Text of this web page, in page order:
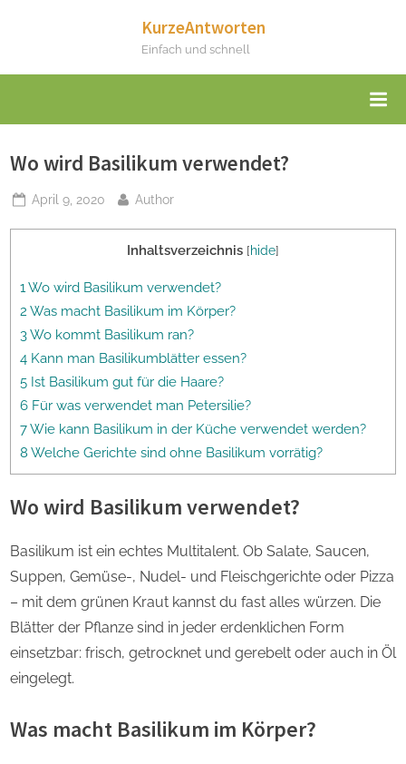
KurzeAntworten
Einfach und schnell
Wo wird Basilikum verwendet?
Posted
April 9, 2020 By
Author
Inhaltsverzeichnis [hide]
1 Wo wird Basilikum verwendet?
2 Was macht Basilikum im Körper?
3 Wo kommt Basilikum ran?
4 Kann man Basilikumblätter essen?
5 Ist Basilikum gut für die Haare?
6 Für was verwendet man Petersilie?
7 Wie kann Basilikum in der Küche verwendet werden?
8 Welche Gerichte sind ohne Basilikum vorrätig?
Wo wird Basilikum verwendet?
Basilikum ist ein echtes Multitalent. Ob Salate, Saucen,
Suppen, Gemüse-, Nudel- und Fleischgerichte oder Pizza
– mit dem grünen Kraut kannst du fast alles würzen. Die
Blätter der Pflanze sind in jeder erdenklichen Form
einsetzbar: frisch, getrocknet und gerebelt oder auch in Öl
eingelegt.
Was macht Basilikum im Körper?